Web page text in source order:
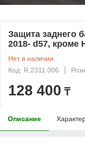
Защита заднего
2018- d57, кроме
Нет в наличии
Код: R.2311.006
128 400 ₸
Описание